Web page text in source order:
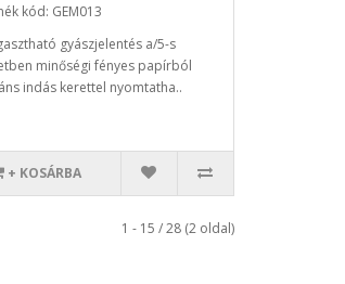
kód: GEM013
gyászjelentés a/5-s
minőségi fényes papírból
indás kerettel nyomtatha..
+ KOSÁRBA
1 - 15 / 28 (2 oldal)